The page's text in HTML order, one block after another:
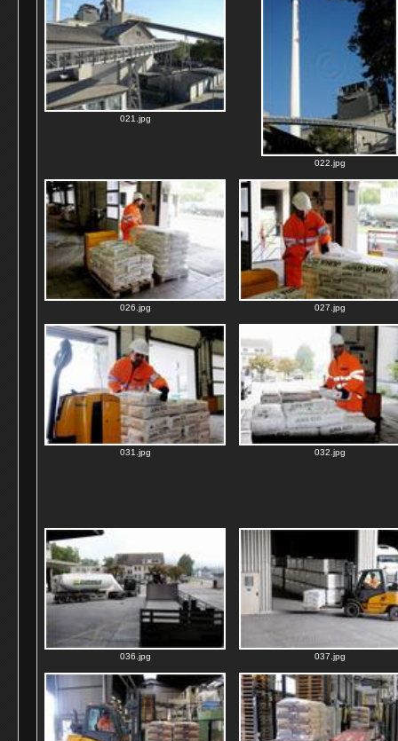
021.jpg
022.jpg
026.jpg 027.jpg
031.jpg 032.jpg
036.jpg 037.jpg